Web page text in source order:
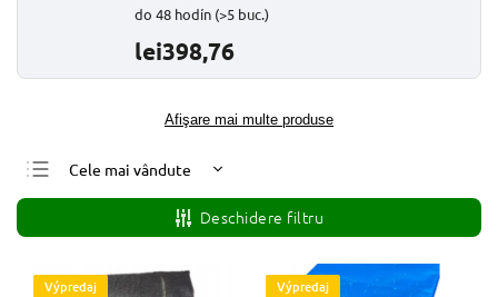
do 48 hodín (>5 buc.)
lei398,76
Afişare mai multe produse
Cele mai vândute
Cele mai ieftine
Cele mai scumpe
Alfabetic
Deschidere filtru
Výpredaj Výpredaj